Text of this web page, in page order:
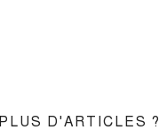
PLUS D'ARTICLES ?